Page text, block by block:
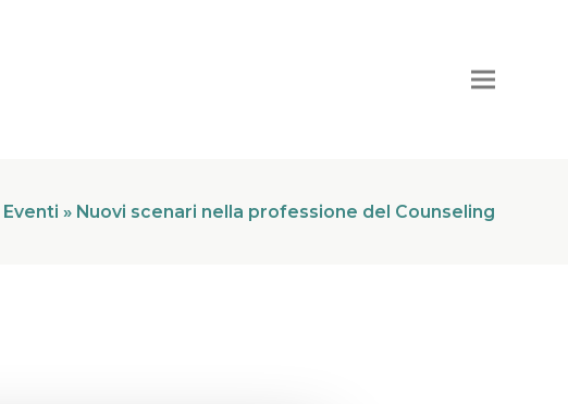
Eventi » Nuovi scenari nella professione del Counseling